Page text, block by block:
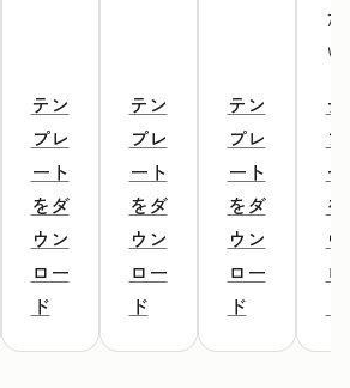
テン
プレ
ート
をダ
ウン
ロー
ド
テン
プレ
ート
をダ
ウン
ロー
ド
テン
プレ
ート
をダ
ウン
ロー
ド